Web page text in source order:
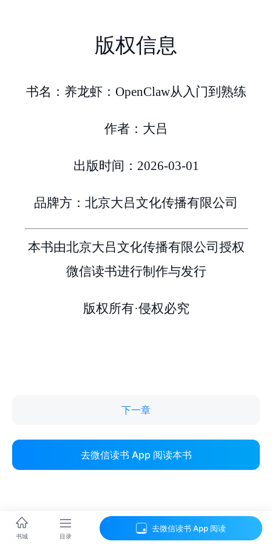
下一章
去微信读书 App 阅读本书
书城 目录
去微信读书 App 阅读